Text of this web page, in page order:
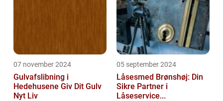
07 november 2024
Gulvafslibning i
Hedehusene Giv Dit Gulv
Nyt Liv
05 september 2024
Låsesmed Brønshøj: Din
Sikre Partner i
Låseservice...